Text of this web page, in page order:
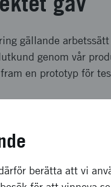
gällande
genom vår
en prototyp för
och flöden,
berätta att vi